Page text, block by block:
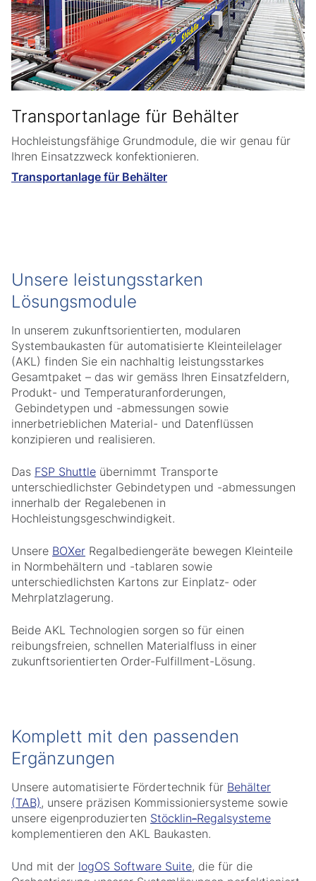
Transportanlage für Behälter
Hochleistungsfähige Grundmodule, die wir genau für
Ihren Einsatzzweck konfektionieren.
Transportanlage für Behälter
Unsere leistungsstarken
Lösungsmodule
In unserem zukunftsorientierten, modularen
Systembaukasten für automatisierte Kleinteilelager
(AKL) finden Sie ein nachhaltig leistungsstarkes
Gesamtpaket – das wir gemäss Ihren Einsatzfeldern,
Produkt- und Temperaturanforderungen,
Gebindetypen und -abmessungen sowie
innerbetrieblichen Material- und Datenflüssen
konzipieren und realisieren.
Das FSP Shuttle übernimmt Transporte
unterschiedlichster Gebindetypen und -abmessungen
innerhalb der Regalebenen in
Hochleistungsgeschwindigkeit.
Unsere BOXer Regalbediengeräte bewegen Kleinteile
in Normbehältern und -tablaren sowie
unterschiedlichsten Kartons zur Einplatz- oder
Mehrplatzlagerung.
Beide AKL Technologien sorgen so für einen
reibungsfreien, schnellen Materialfluss in einer
zukunftsorientierten Order-Fulfillment-Lösung.
Komplett mit den passenden
Ergänzungen
Unsere automatisierte Fördertechnik für Behälter
(TAB), unsere präzisen Kommissioniersysteme sowie
unsere eigenproduzierten Stöcklin-Regalsysteme
komplementieren den AKL Baukasten.
Und mit der logOS Software Suite, die für die